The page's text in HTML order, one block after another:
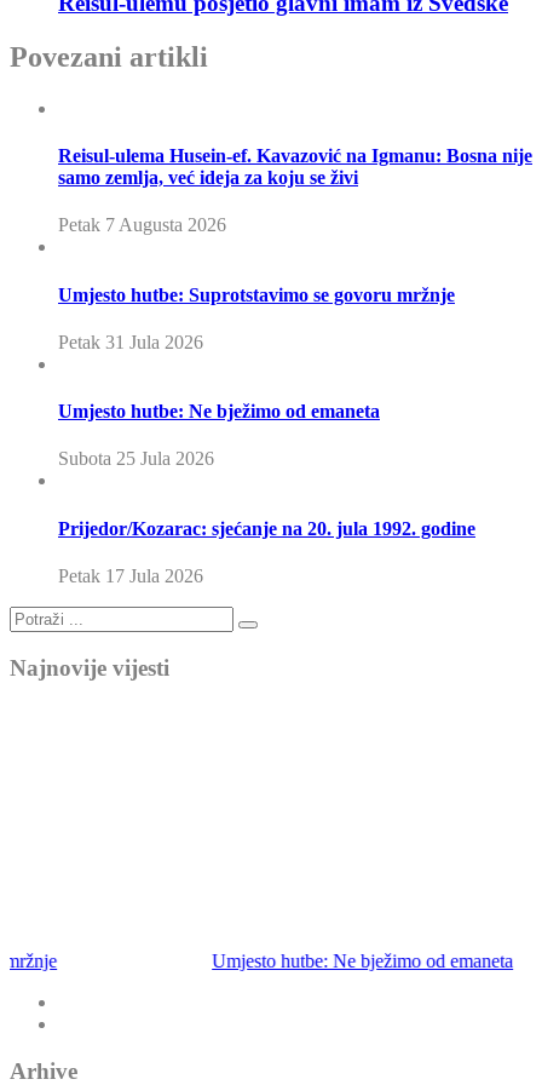
Povezani artikli
Reisul-ulema Husein-ef. Kavazović na Igmanu: Bosna nije
samo zemlja, već ideja za koju se živi
Petak 7 Augusta 2026
Umjesto hutbe: Suprotstavimo se govoru mržnje
Petak 31 Jula 2026
Umjesto hutbe: Ne bježimo od emaneta
Subota 25 Jula 2026
Prijedor/Kozarac: sjećanje na 20. jula 1992. godine
Petak 17 Jula 2026
Najnovije vijesti
Umjesto hutbe: Ne bježimo od emaneta
Arhive